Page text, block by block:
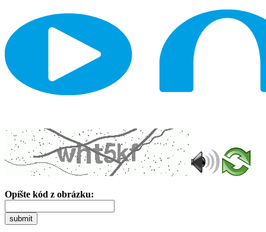
Opíšte kód z obrázku:
submit